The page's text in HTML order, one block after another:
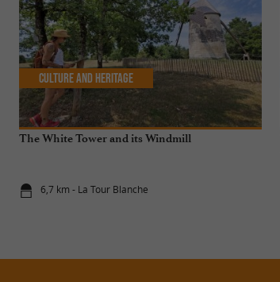
The White Tower and its Windmill
6,7 km - La Tour Blanche
Culture and Heritage